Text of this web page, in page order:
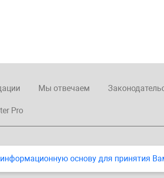
Мы отвечаем
Pro
основу для принятия